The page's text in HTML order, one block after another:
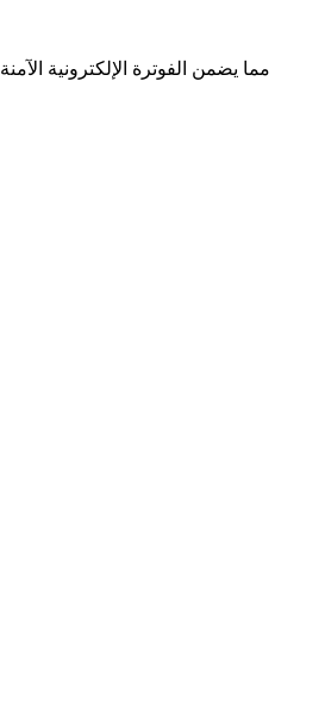
احصل على اتصال عالمي من خلال عملية التسجيل المعتمدة من Peppol، مما يضمن الفوترة الإلكترونية الآمنة